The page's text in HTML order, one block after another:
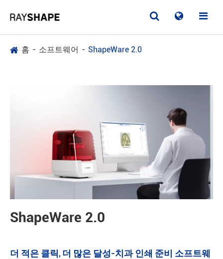
홈 소프트웨어 ShapeWare 2.0
ShapeWare 2.0
더 적은 클릭, 더 많은 달성-치과 인쇄 준비 소프트웨